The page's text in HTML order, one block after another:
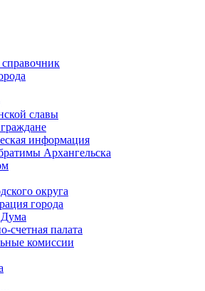
славы
информация
Архангельска
округа
города
Дума
счетная палата
комиссии